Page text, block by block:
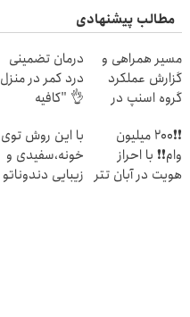
مطالب پیشنهادی
مسیر همراهی و
گزارش عملکرد
گروه اسنپ در
درمان تضمینی
درد کمر در منزل
👌 "کافیه
کنی"
❗❗200 میلیون
وام❗❗ با احراز
هویت در آبان تتر
با این روش توی
خونه،سفیدی و
زیبایی دندوناتو